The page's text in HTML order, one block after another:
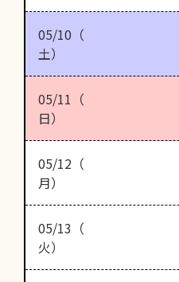
05/10（
土）
05/11（
日）
05/12（
月）
05/13（
火）